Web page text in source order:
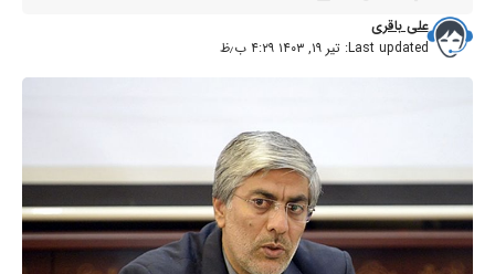
Last updated: تیر ۱۹, ۱۴۰۳ ۴:۲۹ ب٫ظ
علی باقری